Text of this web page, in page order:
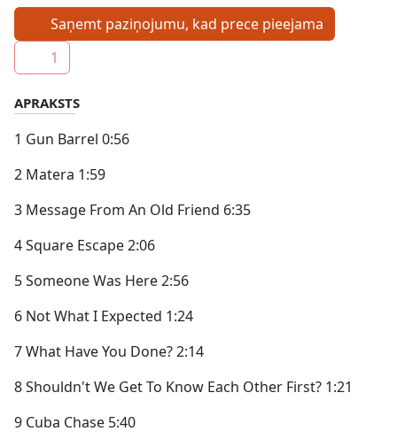
Saņemt paziņojumu, kad prece pieejama
1
APRAKSTS
1 Gun Barrel 0:56
2 Matera 1:59
3 Message From An Old Friend 6:35
4 Square Escape 2:06
5 Someone Was Here 2:56
6 Not What I Expected 1:24
7 What Have You Done? 2:14
8 Shouldn't We Get To Know Each Other First? 1:21
9 Cuba Chase 5:40